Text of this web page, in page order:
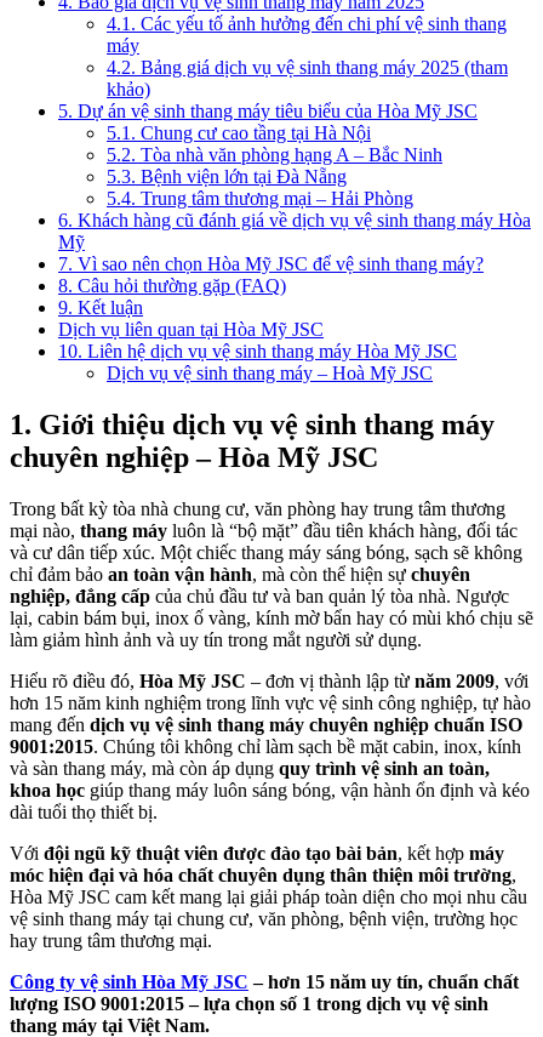
4.1. Các yếu tố ảnh hưởng đến chi phí vệ sinh thang
máy
4.2. Bảng giá dịch vụ vệ sinh thang máy 2025 (tham
khảo)
5. Dự án vệ sinh thang máy tiêu biểu của Hòa Mỹ JSC
5.1. Chung cư cao tầng tại Hà Nội
5.2. Tòa nhà văn phòng hạng A – Bắc Ninh
5.3. Bệnh viện lớn tại Đà Nẵng
5.4. Trung tâm thương mại – Hải Phòng
6. Khách hàng cũ đánh giá về dịch vụ vệ sinh thang máy Hòa
Mỹ
7. Vì sao nên chọn Hòa Mỹ JSC để vệ sinh thang máy?
8. Câu hỏi thường gặp (FAQ)
9. Kết luận
Dịch vụ liên quan tại Hòa Mỹ JSC
10. Liên hệ dịch vụ vệ sinh thang máy Hòa Mỹ JSC
Dịch vụ vệ sinh thang máy – Hoà Mỹ JSC
1. Giới thiệu dịch vụ vệ sinh thang máy
chuyên nghiệp – Hòa Mỹ JSC
Trong bất kỳ tòa nhà chung cư, văn phòng hay trung tâm thương
mại nào, thang máy luôn là “bộ mặt” đầu tiên khách hàng, đối tác
và cư dân tiếp xúc. Một chiếc thang máy sáng bóng, sạch sẽ không
chỉ đảm bảo an toàn vận hành, mà còn thể hiện sự chuyên
nghiệp, đẳng cấp của chủ đầu tư và ban quản lý tòa nhà. Ngược
lại, cabin bám bụi, inox ố vàng, kính mờ bẩn hay có mùi khó chịu sẽ
làm giảm hình ảnh và uy tín trong mắt người sử dụng.
Hiểu rõ điều đó, Hòa Mỹ JSC – đơn vị thành lập từ năm 2009, với
hơn 15 năm kinh nghiệm trong lĩnh vực vệ sinh công nghiệp, tự hào
mang đến dịch vụ vệ sinh thang máy chuyên nghiệp chuẩn ISO
9001:2015. Chúng tôi không chỉ làm sạch bề mặt cabin, inox, kính
và sàn thang máy, mà còn áp dụng quy trình vệ sinh an toàn,
khoa học giúp thang máy luôn sáng bóng, vận hành ổn định và kéo
dài tuổi thọ thiết bị.
Với đội ngũ kỹ thuật viên được đào tạo bài bản, kết hợp máy
móc hiện đại và hóa chất chuyên dụng thân thiện môi trường,
Hòa Mỹ JSC cam kết mang lại giải pháp toàn diện cho mọi nhu cầu
vệ sinh thang máy tại chung cư, văn phòng, bệnh viện, trường học
hay trung tâm thương mại.
Công ty vệ sinh Hòa Mỹ JSC – hơn 15 năm uy tín, chuẩn chất
lượng ISO 9001:2015 – lựa chọn số 1 trong dịch vụ vệ sinh
thang máy tại Việt Nam.